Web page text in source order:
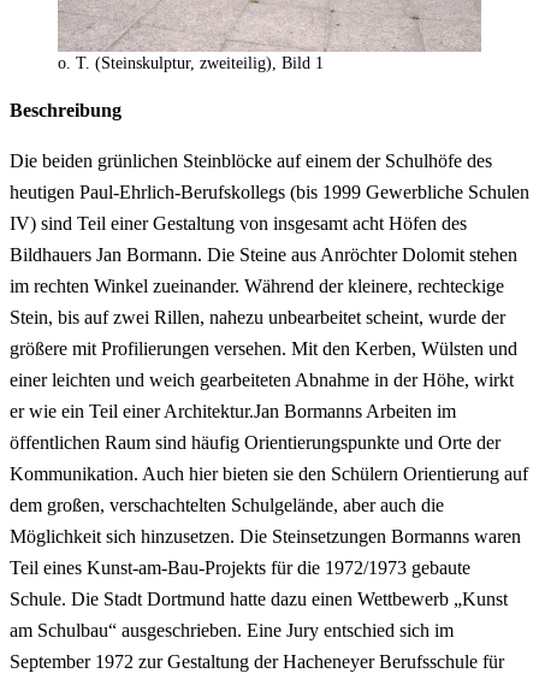
o. T. (Steinskulptur, zweiteilig), Bild 1
Beschreibung
Die beiden grünlichen Steinblöcke auf einem der Schulhöfe des
heutigen Paul-Ehrlich-Berufskollegs (bis 1999 Gewerbliche Schulen
IV) sind Teil einer Gestaltung von insgesamt acht Höfen des
Bildhauers Jan Bormann. Die Steine aus Anröchter Dolomit stehen
im rechten Winkel zueinander. Während der kleinere, rechteckige
Stein, bis auf zwei Rillen, nahezu unbearbeitet scheint, wurde der
größere mit Profilierungen versehen. Mit den Kerben, Wülsten und
einer leichten und weich gearbeiteten Abnahme in der Höhe, wirkt
er wie ein Teil einer Architektur.Jan Bormanns Arbeiten im
öffentlichen Raum sind häufig Orientierungspunkte und Orte der
Kommunikation. Auch hier bieten sie den Schülern Orientierung auf
dem großen, verschachtelten Schulgelände, aber auch die
Möglichkeit sich hinzusetzen. Die Steinsetzungen Bormanns waren
Teil eines Kunst-am-Bau-Projekts für die 1972/1973 gebaute
Schule. Die Stadt Dortmund hatte dazu einen Wettbewerb „Kunst
am Schulbau“ ausgeschrieben. Eine Jury entschied sich im
September 1972 zur Gestaltung der Hacheneyer Berufsschule für